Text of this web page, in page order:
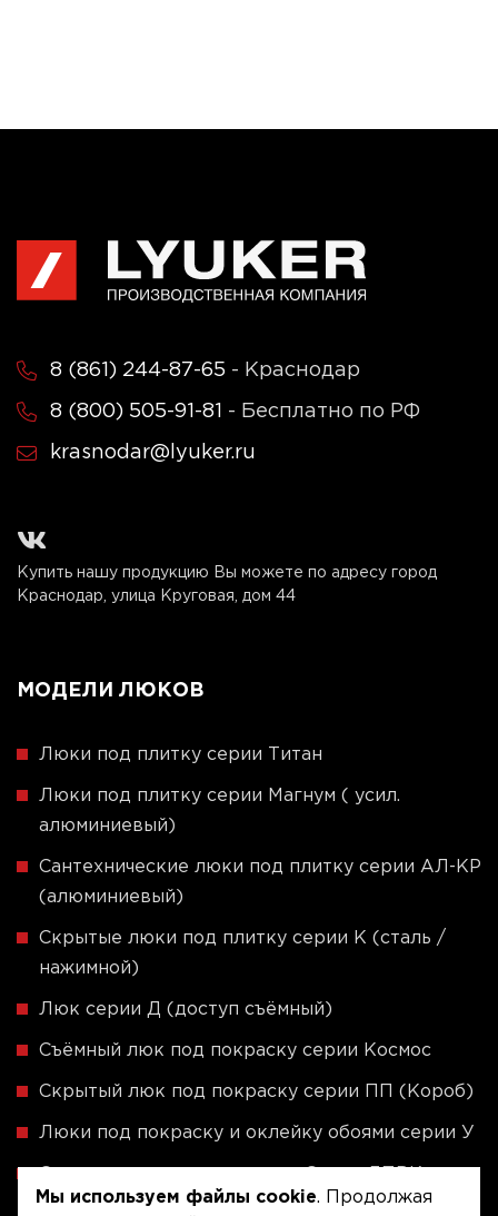
8 (861) 244-87-65 - Краснодар
8 (800) 505-91-81 - Бесплатно по РФ
krasnodar@lyuker.ru
Купить нашу продукцию Вы можете по адресу город
Краснодар, улица Круговая, дом 44
МОДЕЛИ ЛЮКОВ
Люки под плитку серии Титан
Люки под плитку серии Магнум ( усил.
алюминиевый)
Сантехнические люки под плитку серии АЛ-КР
(алюминиевый)
Скрытые люки под плитку серии K (сталь /
нажимной)
Люк серии Д (доступ съёмный)
Съёмный люк под покраску серии Космос
Скрытый люк под покраску серии ПП (Короб)
Люки под покраску и оклейку обоями серии У
(Купе)
Мы используем файлы cookie. Продолжая